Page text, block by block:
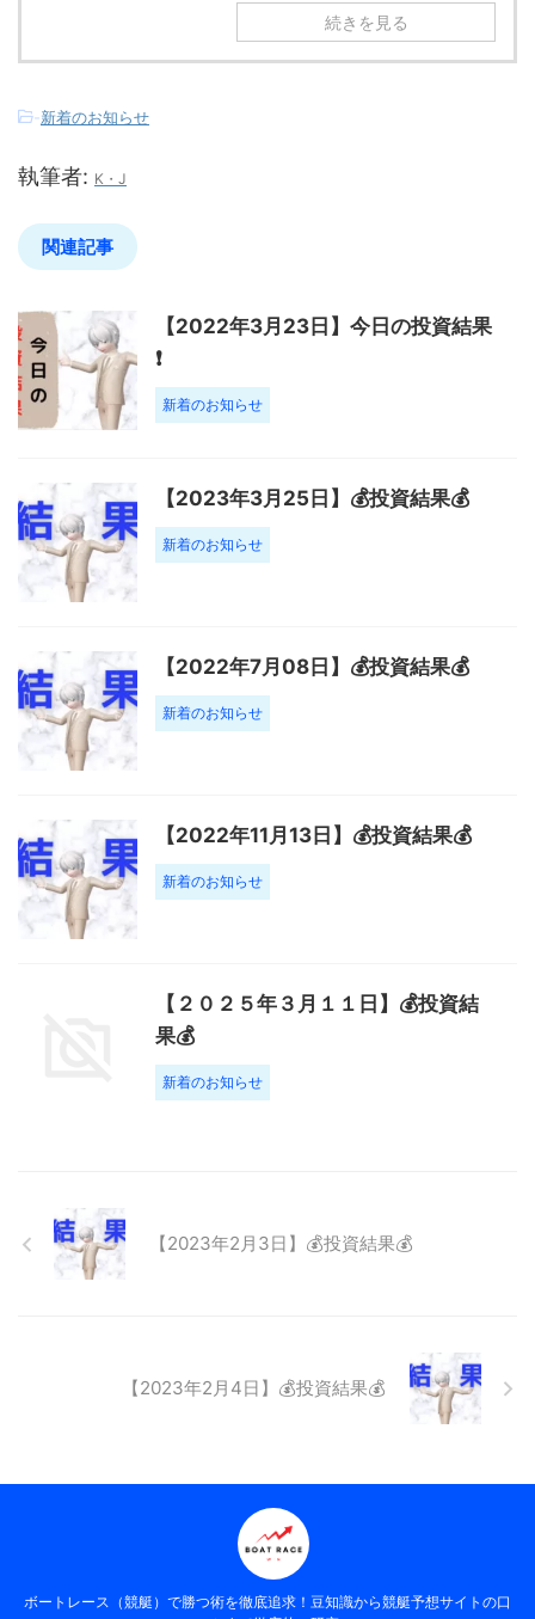
続きを見る
-新着のお知らせ
執筆者: K・J
関連記事
【2022年3月23日】今日の投資結果
❗️
新着のお知らせ
【2023年3月25日】💰投資結果💰
新着のお知らせ
【2022年7月08日】💰投資結果💰
新着のお知らせ
【2022年11月13日】💰投資結果💰
新着のお知らせ
【２０２５年３月１１日】💰投資結
果💰
新着のお知らせ
【2023年2月3日】💰投資結果💰
【2023年2月4日】💰投資結果💰
ボートレース（競艇）で勝つ術を徹底追求！豆知識から競艇予想サイトの口